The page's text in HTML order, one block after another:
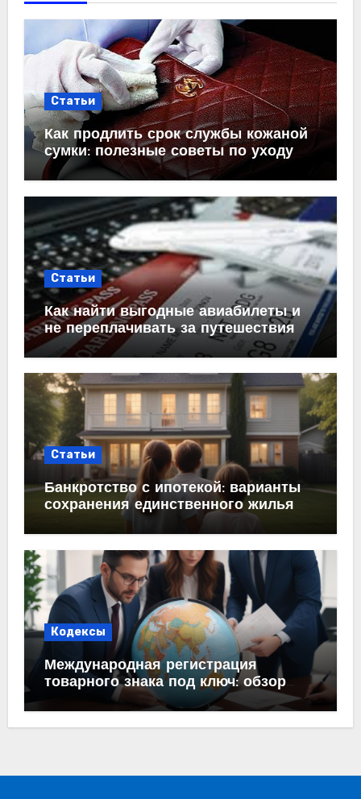
Статьи
Как продлить срок службы кожаной
сумки: полезные советы по уходу
Статьи
Как найти выгодные авиабилеты и
не переплачивать за путешествия
Статьи
Банкротство с ипотекой: варианты
сохранения единственного жилья
Кодексы
Международная регистрация
товарного знака под ключ: обзор
процесса и требований